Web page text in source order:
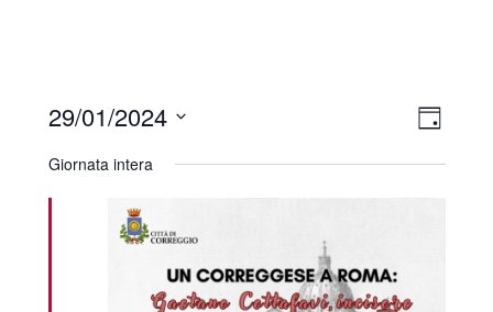
Viste
Viste
Giorno
29/01/2024
la
Giornata intera